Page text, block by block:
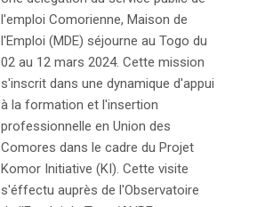
l'emploi Comorienne, Maison de
l'Emploi (MDE) séjourne au Togo du
02 au 12 mars 2024. Cette mission
s'inscrit dans une dynamique d'appui
à la formation et l'insertion
professionnelle en Union des
Comores dans le cadre du Projet
Komor Initiative (KI). Cette visite
s'éffectu auprès de l'Observatoire